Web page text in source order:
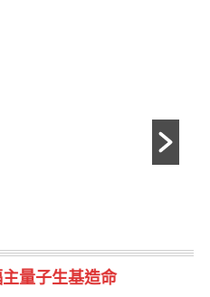
子生基造命